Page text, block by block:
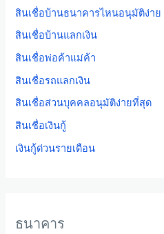
สินเชื่อบ้านธนาคารไหนอนุมัติง่าย
สินเชื่อบ้านแลกเงิน
สินเชื่อพ่อค้าแม่ค้า
สินเชื่อรถแลกเงิน
สินเชื่อส่วนบุคคลอนุมัติง่ายที่สุด
สินเชื่อเงินกู้
เงินกู้ด่วนรายเดือน
ธนาคาร